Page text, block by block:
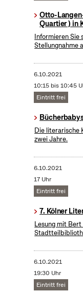
Otto-
Quartier ) in
Informieren Sie
Stellungnahme
6.10.2021
10:15 bis 10:45
Eintritt frei
Die literarische
zwei Jahre.
6.10.2021
17 Uhr
Eintritt frei
7. Kölner
Lesung mit
6.10.2021
19:30 Uhr
Eintritt frei